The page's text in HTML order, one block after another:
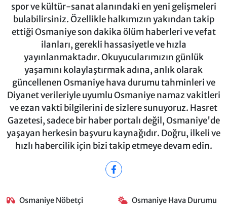
spor ve kültür-sanat alanındaki en yeni gelişmeleri
bulabilirsiniz. Özellikle halkımızın yakından takip
ettiği Osmaniye son dakika ölüm haberleri ve vefat
ilanları, gerekli hassasiyetle ve hızla
yayınlanmaktadır. Okuyucularımızın günlük
yaşamını kolaylaştırmak adına, anlık olarak
güncellenen Osmaniye hava durumu tahminleri ve
Diyanet verileriyle uyumlu Osmaniye namaz vakitleri
ve ezan vakti bilgilerini de sizlere sunuyoruz. Hasret
Gazetesi, sadece bir haber portalı değil, Osmaniye'de
yaşayan herkesin başvuru kaynağıdır. Doğru, ilkeli ve
hızlı habercilik için bizi takip etmeye devam edin.
Osmaniye Nöbetçi
Osmaniye Hava Durumu